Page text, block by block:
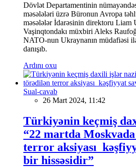
Dövlət Departamentinin
məsələləri üzrə Büronun Avropa
məsələlər İdarəsinin direktoru Liam
Vaşinqtondakı müxbiri Aleks
NATO-nun Ukraynanın müdafiəsi
danışıb.
Ardını oxu
Sual-cavab
26 Mart 2024, 11:42
Türkiyənin keçmiş
“22 martda
terror aksiyası
bir hissəsidir”